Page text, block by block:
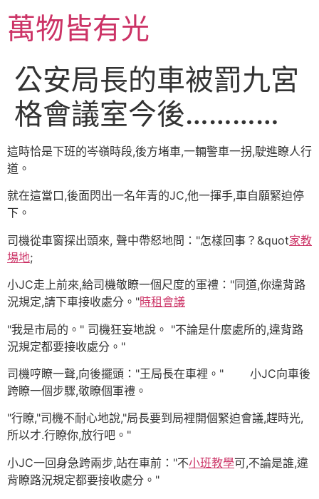
主萬物皆有光
公安局長的車被罰九宮
格會議室今後…………
這時恰是下班的岑嶺時段,後方堵車,一輛警車一拐,駛進瞭人行
道。
就在這當口,後面閃出一名年青的JC,他一揮手,車自願緊迫停
下。
司機從車窗探出頭來, 聲中帶怒地問："怎樣回事？&quot家教
場地;
小JC走上前來,給司機敬瞭一個尺度的軍禮："同道,你違背路
況規定,請下車接收處分。"時租會議
"我是市局的。" 司機狂妄地說。 "不論是什麼處所的,違背路
況規定都要接收處分。"
司機哼瞭一聲,向後擺頭："王局長在車裡。" 小JC向車後
跨瞭一個步驟,敬瞭個軍禮。
"行瞭,"司機不耐心地說,"局長要到局裡開個緊迫會議,趕時光,
所以才.行瞭你,放行吧。"
小JC一回身急跨兩步,站在車前："不小班教學可,不論是誰,違
背瞭路況規定都要接收處分。"